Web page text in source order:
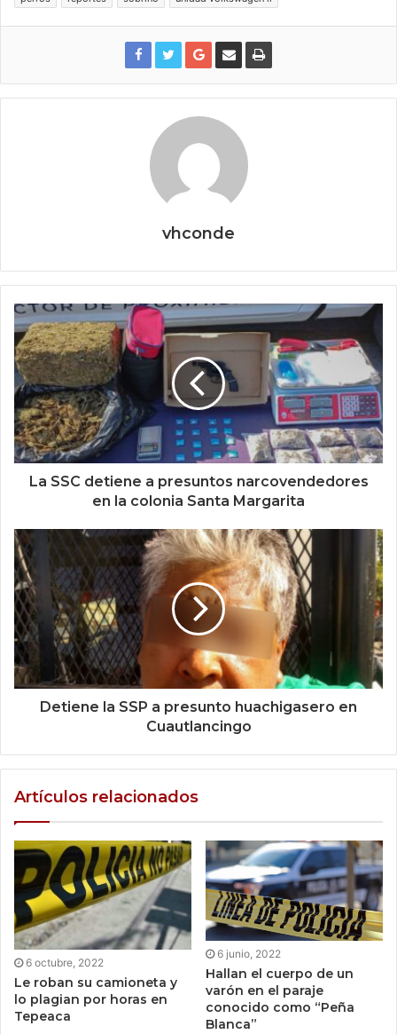
vhconde
La SSC detiene a presuntos narcovendedores
en la colonia Santa Margarita
Detiene la SSP a presunto huachigasero en
Cuautlancingo
Artículos relacionados
6 octubre, 2022
Le roban su camioneta y
lo plagian por horas en
Tepeaca
6 junio, 2022
Hallan el cuerpo de un
varón en el paraje
conocido como “Peña
Blanca”